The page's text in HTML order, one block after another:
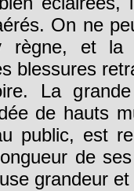
On ne
règne, et la
blessures
La
de hauts
public, est
de
grandeur